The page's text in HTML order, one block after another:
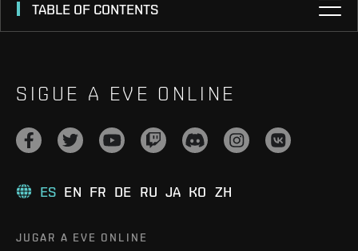
TABLE OF CONTENTS
SIGUE A EVE ONLINE
ES EN FR DE RU JA KO ZH
JUGAR A EVE ONLINE